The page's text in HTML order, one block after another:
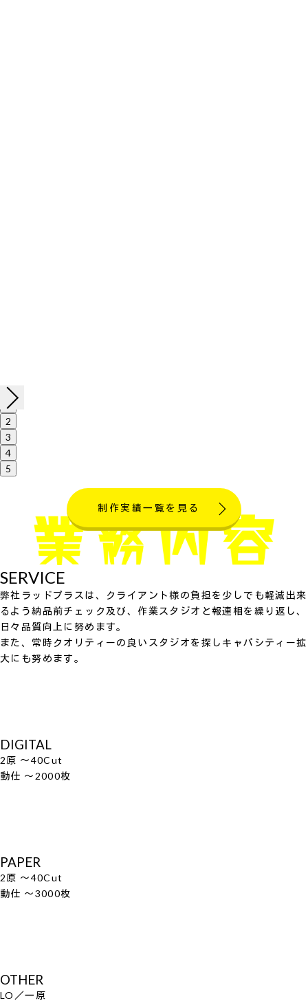
1
2
3
4
5
制作実績一覧を見る
SERVICE
弊社ラッドプラスは、クライアント様の負担を少しでも軽減出来
るよう納品前チェック及び、作業スタジオと報連相を繰り返し、
日々品質向上に努めます。
また、常時クオリティーの良いスタジオを探しキャパシティー拡
大にも努めます。
DIGITAL
2原 ～40Cut
動仕 ～2000枚
PAPER
2原 ～40Cut
動仕 ～3000枚
OTHER
LO／一原